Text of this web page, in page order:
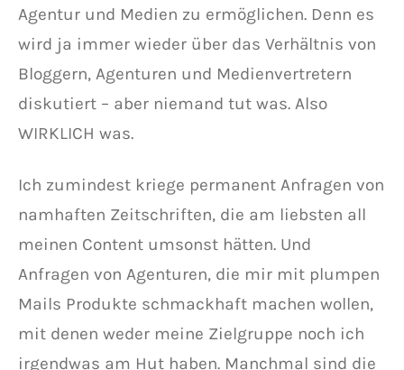
Agentur und Medien zu ermöglichen. Denn es
wird ja immer wieder über das Verhältnis von
Bloggern, Agenturen und Medienvertretern
diskutiert – aber niemand tut was. Also
WIRKLICH was.
Ich zumindest kriege permanent Anfragen von
namhaften Zeitschriften, die am liebsten all
meinen Content umsonst hätten. Und
Anfragen von Agenturen, die mir mit plumpen
Mails Produkte schmackhaft machen wollen,
mit denen weder meine Zielgruppe noch ich
irgendwas am Hut haben. Manchmal sind die